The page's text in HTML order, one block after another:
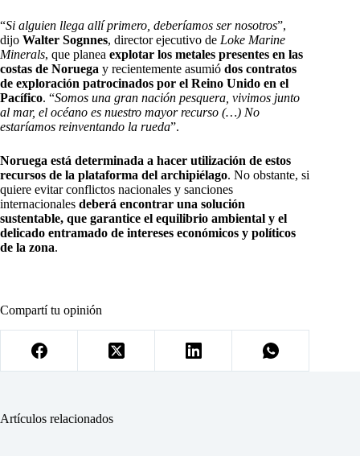
“Si alguien llega allí primero, deberíamos ser nosotros”,
dijo Walter Sognnes, director ejecutivo de Loke Marine
Minerals, que planea explotar los metales presentes en las
costas de Noruega y recientemente asumió dos contratos
de exploración patrocinados por el Reino Unido en el
Pacífico. “Somos una gran nación pesquera, vivimos junto
al mar, el océano es nuestro mayor recurso (…) No
estaríamos reinventando la rueda”.
Noruega está determinada a hacer utilización de estos
recursos de la plataforma del archipiélago. No obstante, si
quiere evitar conflictos nacionales y sanciones
internacionales deberá encontrar una solución
sustentable, que garantice el equilibrio ambiental y el
delicado entramado de intereses económicos y políticos
de la zona.
Compartí tu opinión
Artículos relacionados